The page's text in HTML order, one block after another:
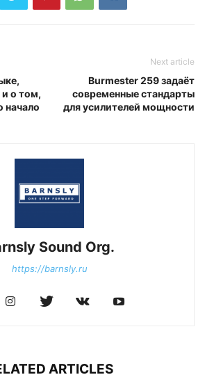
о том,
начало
Next article
Burmester 259 задаёт
современные стандарты
для усилителей мощности
Sound Org.
https://barnsly.ru
ARTICLES